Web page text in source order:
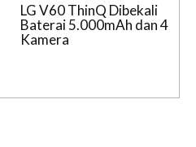
LG V60 ThinQ Dibekali
Baterai 5.000mAh dan 4
Kamera